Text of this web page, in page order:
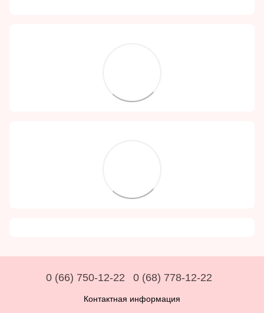
0 (66) 750-12-22 0 (68) 778-12-22
Контактная информация